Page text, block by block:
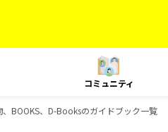
コミュニティ
BOOKS、D-Booksのガイドブック一覧